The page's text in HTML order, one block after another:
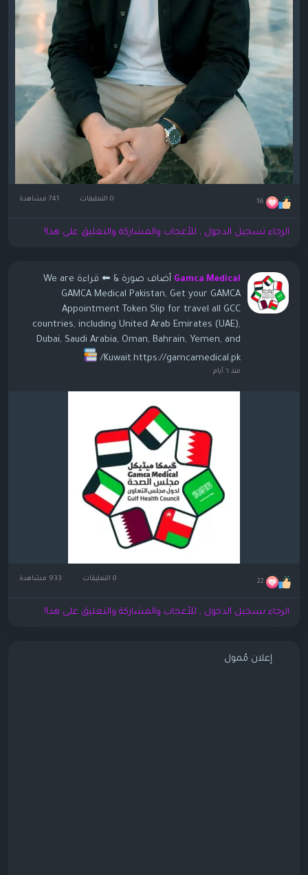
16 0 التعليقات
الرجاء تسجيل الدخول , للأعجاب والمشاركة والتعليق على هذا!
Gamca Medical أضاف صورة
& ⬅ قراءة We are
GAMCA Medical Pakistan, Get your GAMCA
Appointment Token Slip for travel all GCC
countries, including United Arab Emirates (UAE),
Dubai, Saudi Arabia, Oman, Bahrain, Yemen, and
Kuwait.https://gamcamedical.pk/
منذ ٦ أيام
22 0 التعليقات
الرجاء تسجيل الدخول , للأعجاب والمشاركة والتعليق على هذا!
إعلان مُمول